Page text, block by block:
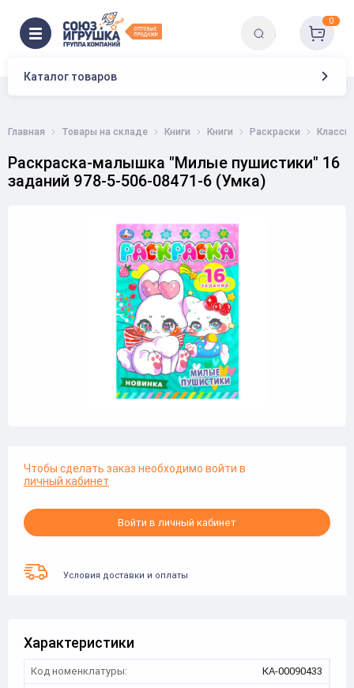
Каталог товаров
0
Главная Товары на складе Книги Книги Раскраски
Раскраска-малышка "Милые пушистики" 16
заданий 978-5-506-08471-6 (Умка)
Чтобы сделать заказ необходимо войти в
личный кабинет
Войти в личный кабинет
Условия доставки и оплаты
Характеристики
Код номенклатуры:
КА-00090433